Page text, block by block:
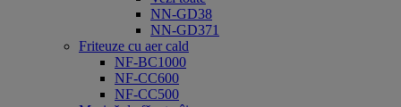
NN-GD38
NN-GD371
Friteuze cu aer cald
NF-BC1000
NF-CC600
NF-CC500